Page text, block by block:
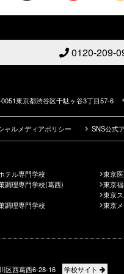
0120-209-
東京都渋谷区千駄ヶ谷3丁目57-6
ャルメディアポリシー SNS公式
テル専門学校
調理専門学校(葛西)
調理専門学校
東京
東京
東京
東京
区西葛西6-28-16 学校サイト